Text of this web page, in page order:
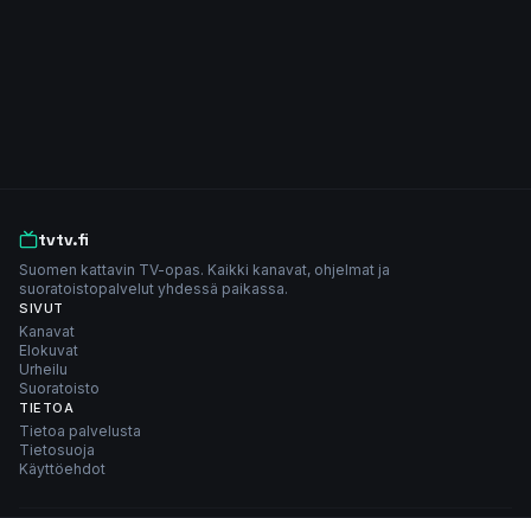
tvtv.fi
Suomen kattavin TV-opas. Kaikki kanavat, ohjelmat ja
suoratoistopalvelut yhdessä paikassa.
SIVUT
Kanavat
Elokuvat
Urheilu
Suoratoisto
TIETOA
Tietoa palvelusta
Tietosuoja
Käyttöehdot